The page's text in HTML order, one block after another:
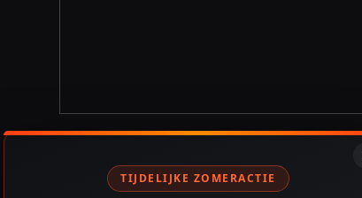
TIJDELIJKE ZOMERACTIE